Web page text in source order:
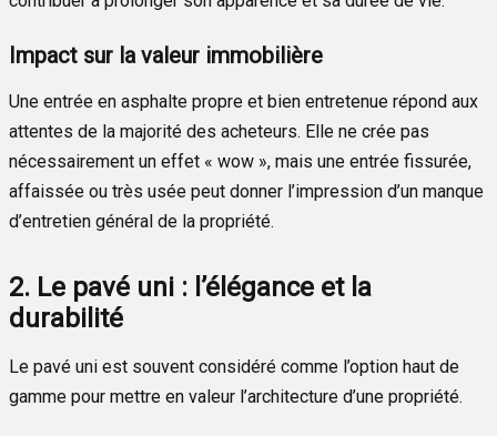
Impact sur la valeur immobilière
Une entrée en asphalte propre et bien entretenue répond aux
attentes de la majorité des acheteurs. Elle ne crée pas
nécessairement un effet « wow », mais une entrée fissurée,
affaissée ou très usée peut donner l’impression d’un manque
d’entretien général de la propriété.
2. Le pavé uni : l’élégance et la
durabilité
Le pavé uni est souvent considéré comme l’option haut de
gamme pour mettre en valeur l’architecture d’une propriété.